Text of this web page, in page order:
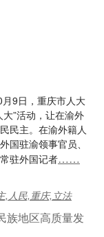
9日，重庆市人大
”活动，让在渝外
民主。在渝外籍人
国驻渝领事官员、
驻外国记者……
,人民,重庆,立法